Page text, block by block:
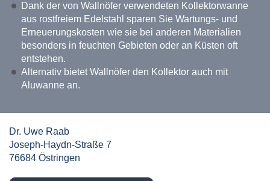
Dank der von Wallnöfer verwendeten Kollektorwanne
aus rostfreiem Edelstahl sparen Sie Wartungs- und
Erneuerungskosten wie sie bei anderen Materialien
besonders in feuchten Gebieten oder an Küsten oft
entstehen.
Alternativ bietet Wallnöfer den Kollektor auch mit
Aluwanne an.
Dr. Uwe Raab
Joseph-Haydn-Straße 7
76684 Östringen